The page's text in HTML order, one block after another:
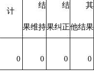
计
结
果维持
结
果纠正
其
他结果
0 0 0 0